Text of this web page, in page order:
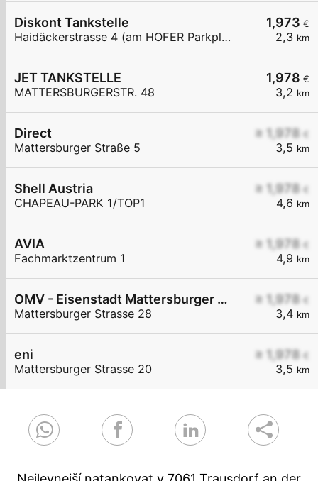
1,973 €
2,3 km
Diskont Tankstelle
Haidäckerstrasse 4 (am HOFER Parkplatz)
1,978 €
3,2 km
JET TANKSTELLE
MATTERSBURGERSTR. 48
≥ 1,978 €
3,5 km
Direct
Mattersburger Straße 5
≥ 1,978 €
4,6 km
Shell Austria
CHAPEAU-PARK 1/TOP1
≥ 1,978 €
4,9 km
AVIA
Fachmarktzentrum 1
≥ 1,978 €
3,4 km
OMV - Eisenstadt Mattersburger Straße 28
Mattersburger Strasse 28
≥ 1,978 €
3,5 km
eni
Mattersburger Strasse 20